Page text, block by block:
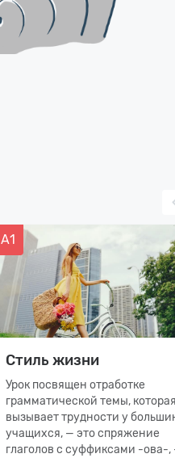
А1
Стиль жизни
Урок посвящен отработке
грамматической темы, которая
вызывает трудности у
учащихся, — это спряжение
глаголов с суффиксами -ова-